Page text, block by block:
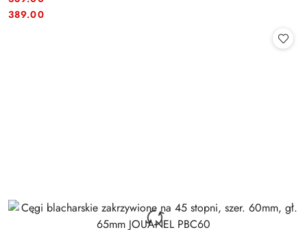
Cena:
Cena:
389.00